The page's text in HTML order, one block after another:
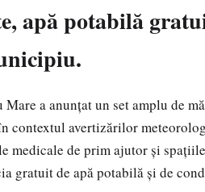
apă potabilă
a anunțat un set amplu de
contextul avertizărilor
medicale de prim ajutor și
gratuit de apă potabilă și de